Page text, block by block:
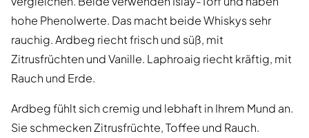
hohe Phenolwerte. Das macht beide Whiskys sehr
rauchig. Ardbeg riecht frisch und süß, mit
Zitrusfrüchten und Vanille. Laphroaig riecht kräftig, mit
Rauch und Erde.
Ardbeg fühlt sich cremig und lebhaft in Ihrem Mund an.
Sie schmecken Zitrusfrüchte, Toffee und Rauch.